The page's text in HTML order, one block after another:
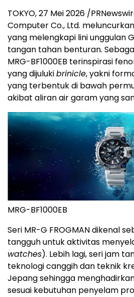
TOKYO, 27 Mei 2026 /
Computer Co., Ltd.
yang melengkapi lini unggulan
tangan tahan benturan.
MRG-BF1000EB terinspirasi
yang dijulukibrinicle, yakni
yang terbentuk di bawah
akibat aliran air garam yang
MRG-BF1000EB
Seri MR-G FROGMAN dikenal
tangguh untuk aktivitas
watches). Lebih lagi, seri jam
teknologi canggih dan teknik
Jepang sehingga
sesuai kebutuhan penyelam